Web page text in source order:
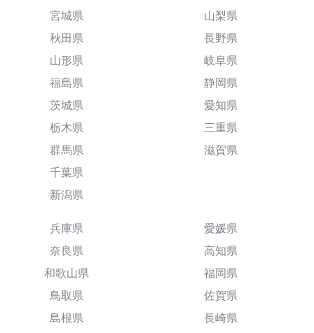
宮城県
秋田県
山形県
福島県
茨城県
栃木県
群馬県
千葉県
新潟県
山梨県
長野県
岐阜県
静岡県
愛知県
三重県
滋賀県
兵庫県
奈良県
和歌山県
鳥取県
島根県
愛媛県
高知県
福岡県
佐賀県
長崎県